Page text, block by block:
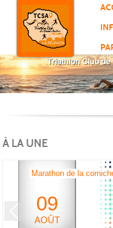
À LA UNE
09
AOÛT
Marathon de la
Previous
Panneau de gestion des